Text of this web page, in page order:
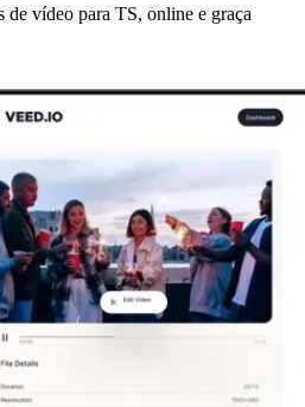
vídeo para TS, online e graça